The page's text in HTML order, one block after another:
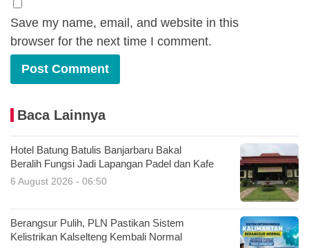
Save my name, email, and website in this
browser for the next time I comment.
Baca Lainnya
Hotel Batung Batulis Banjarbaru Bakal
Beralih Fungsi Jadi Lapangan Padel dan Kafe
6 August 2026 - 06:50
Berangsur Pulih, PLN Pastikan Sistem
Kelistrikan Kalselteng Kembali Normal